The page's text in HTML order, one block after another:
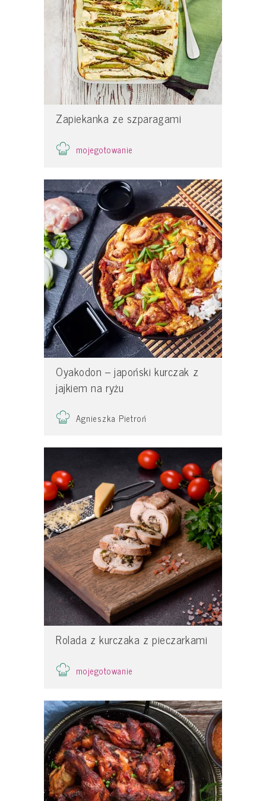
Zapiekanka ze szparagami
mojegotowanie
Oyakodon – japoński kurczak z
jajkiem na ryżu
Agnieszka Pietroń
Rolada z kurczaka z pieczarkami
mojegotowanie